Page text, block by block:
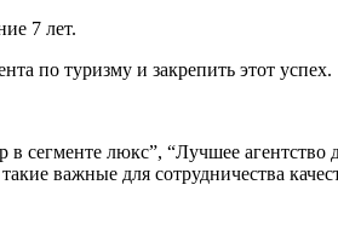
7 лет.
по туризму и закрепить этот успех.
сегменте люкс”, “Лучшее агентство
важные для сотрудничества